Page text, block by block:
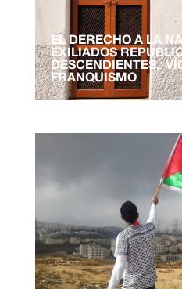
EL DERECHO A LA
EXILIADOS
DESCENDIENTES,
FRANQUISMO